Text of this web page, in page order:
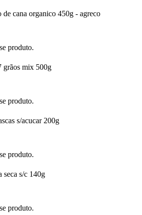
de cana organico 450g - agreco
produto.
grãos mix 500g
produto.
s/acucar 200g
produto.
seca s/c 140g
produto.